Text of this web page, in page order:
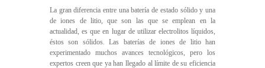
La gran diferencia entre una batería de estado sólido y una
de iones de litio, que son las que se emplean en la
actualidad, es que en lugar de utilizar electrolitos líquidos,
éstos son sólidos. Las baterías de iones de litio han
experimentado muchos avances tecnológicos, pero los
expertos creen que ya han llegado al límite de su eficiencia